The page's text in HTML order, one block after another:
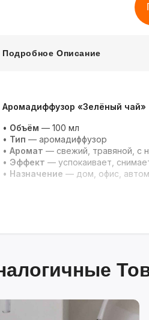
Подробное Описание
Аромадиффузор «Зелёный чай»
• Объём — 100 мл
• Тип — аромадиффузор
• Аромат — свежий, травяной, с
• Эффект — успокаивает,
• Назначение — дом, офис,